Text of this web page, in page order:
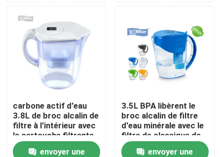
Accueil
A propos de nous
Contacts
Produits
Broc alcalin de l'eau
carbone actif d'eau
3.8L de broc alcalin de
filtre à l'intérieur avec
la cartouche filtrante
classique
envoyer une
3.5L BPA libèrent le
broc alcalin de filtre
d'eau minérale avec le
filtre de classique de
Brita
envoyer une